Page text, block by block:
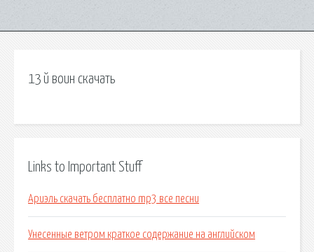
13 й воин скачать
Links to Important Stuff
Ариэль скачать бесплатно mp3 все песни
Унесенные ветром краткое содержание на английском